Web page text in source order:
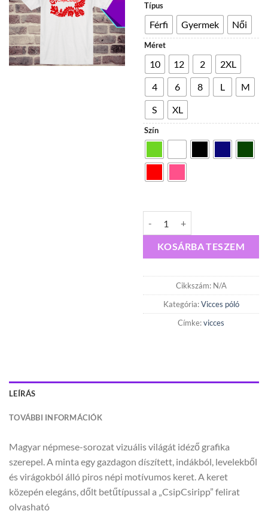
-
5
Típus
Férfi Gyermek Női
Méret
10 12 2
2XL
4
6 8 L
M
S
XL
Szín
KOSÁRBA TESZEM
Cikkszám: N/A
Kategória:Vicces póló
Címke:vicces
LEÍRÁS
TOVÁBBI INFORMÁCIÓK
Magyar népmese-sorozat vizuális világát idéző grafika
szerepel. A minta egy gazdagon díszített, indákból, levelekből
és virágokból álló piros népi motívumos keret. A keret
közepén elegáns, dőlt betűtípussal a „CsipCsiripp” felirat
olvasható